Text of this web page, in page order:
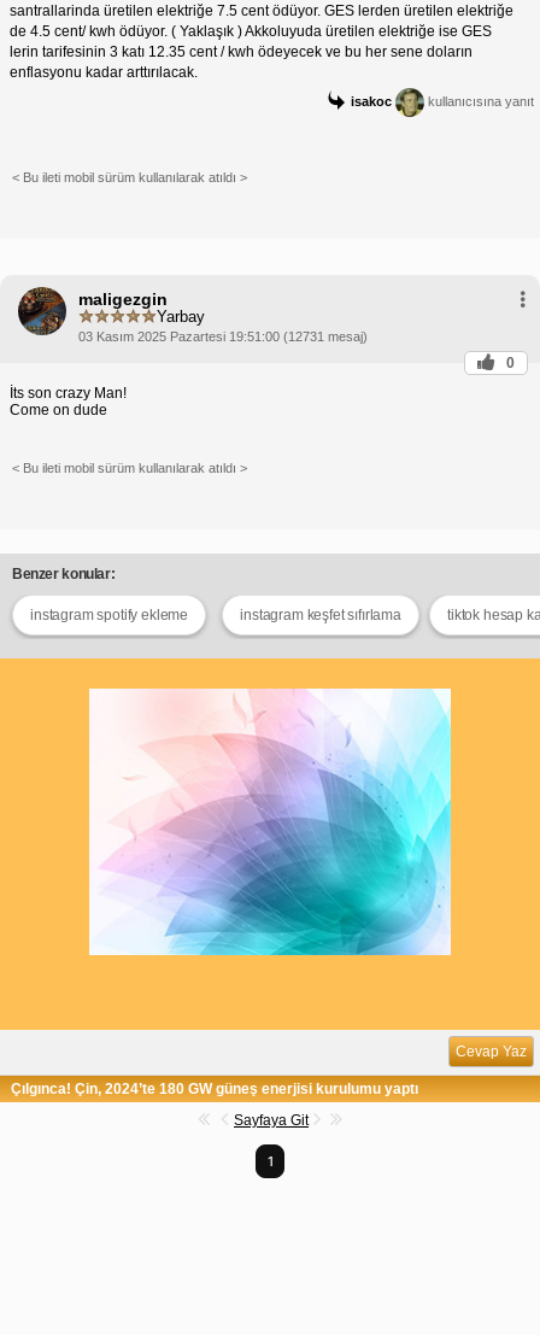
santrallarinda üretilen elektriğe 7.5 cent ödüyor. GES lerden üretilen elektriğe
de 4.5 cent/ kwh ödüyor. ( Yaklaşık ) Akkoluyuda üretilen elektriğe ise GES
lerin tarifesinin 3 katı 12.35 cent / kwh ödeyecek ve bu her sene doların
enflasyonu kadar arttırılacak.
isakoc kullanıcısına yanıt
< Bu ileti mobil sürüm kullanılarak atıldı >
maligezgin
Yarbay
03 Kasım 2025 Pazartesi 19:51:00 (12731 mesaj)
0
İts son crazy Man!
Come on dude
< Bu ileti mobil sürüm kullanılarak atıldı >
Benzer konular:
instagram spotify ekleme instagram keşfet sıfırlama tiktok hesap
Cevap Yaz
Çılgınca! Çin, 2024’te 180 GW güneş enerjisi kurulumu yaptı
Sayfaya Git
1